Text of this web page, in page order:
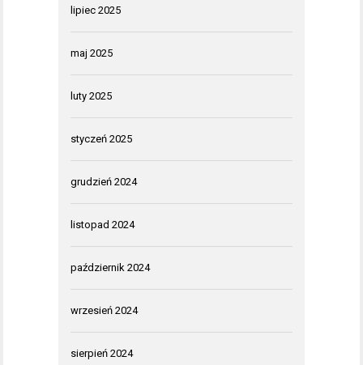
lipiec 2025
maj 2025
luty 2025
styczeń 2025
grudzień 2024
listopad 2024
październik 2024
wrzesień 2024
sierpień 2024